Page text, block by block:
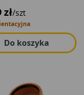
zł/szt
Do koszyka